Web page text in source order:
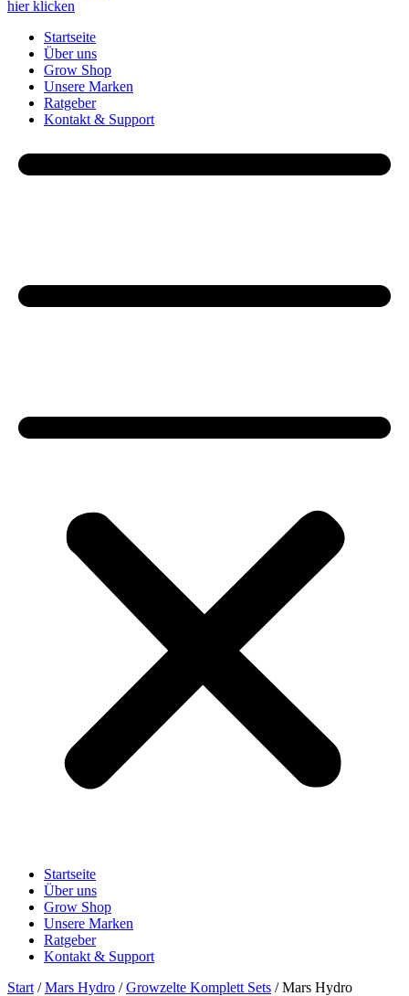
hier klicken
Startseite
Über uns
Grow Shop
Unsere Marken
Ratgeber
Kontakt & Support
Startseite
Über uns
Grow Shop
Unsere Marken
Ratgeber
Kontakt & Support
Start /Mars Hydro /Growzelte Komplett Sets / Mars Hydro